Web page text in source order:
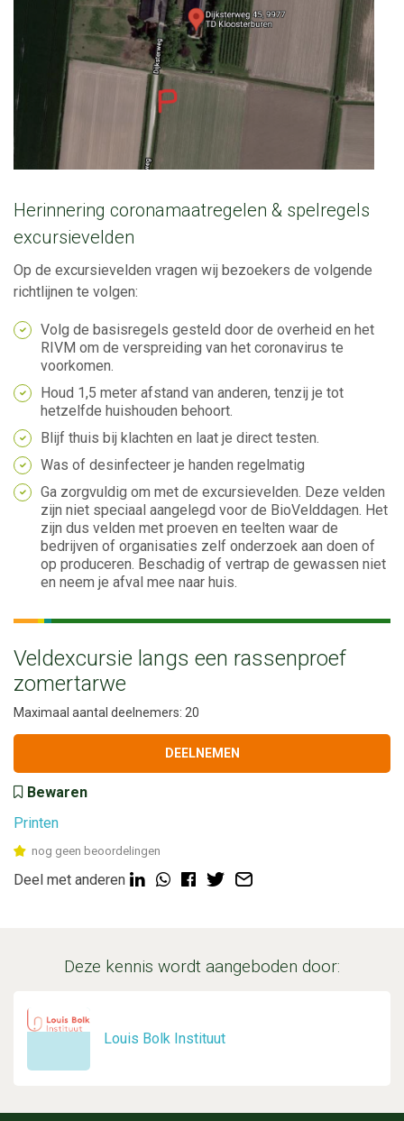
Herinnering coronamaatregelen & spelregels
excursievelden
Op de excursievelden vragen wij bezoekers de volgende
richtlijnen te volgen:
Volg de basisregels gesteld door de overheid en het
RIVM om de verspreiding van het coronavirus te
voorkomen.
Houd 1,5 meter afstand van anderen, tenzij je tot
hetzelfde huishouden behoort.
Blijf thuis bij klachten en laat je direct testen.
Was of desinfecteer je handen regelmatig
Ga zorgvuldig om met de excursievelden. Deze velden
zijn niet speciaal aangelegd voor de BioVelddagen. Het
zijn dus velden met proeven en teelten waar de
bedrijven of organisaties zelf onderzoek aan doen of
op produceren. Beschadig of vertrap de gewassen niet
en neem je afval mee naar huis.
Veldexcursie langs een rassenproef
zomertarwe
Maximaal aantal deelnemers: 20
DEELNEMEN
Bewaren
Printen
nog geen beoordelingen
Deel met anderen
Deze kennis wordt aangeboden door:
Louis Bolk Instituut